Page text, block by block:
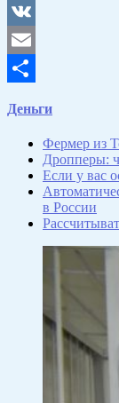
Odnoklassniki
VK
Email
Деньги
Фермер из
Дропперы:
Если у вас
в России